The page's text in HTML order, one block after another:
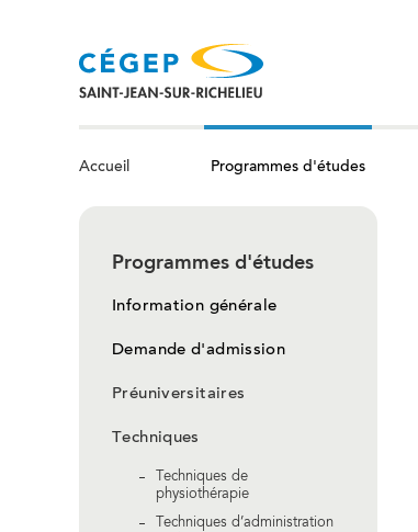
Accueil Programmes d'études
Programmes d'études
Information générale
Demande d'admission
Préuniversitaires
Techniques
Techniques de
physiothérapie
Techniques d’administration